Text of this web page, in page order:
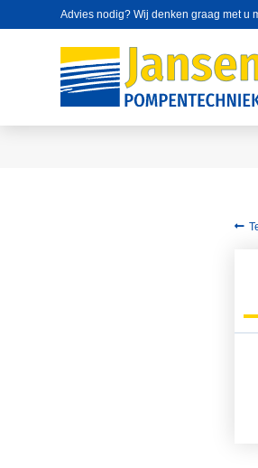
Advies nodig? Wij denken graag met u